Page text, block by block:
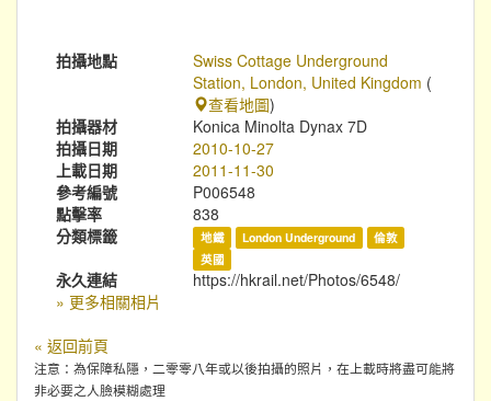
拍攝地點
Swiss Cottage Underground
Station, London, United Kingdom (
查看地圖)
拍攝器材
Konica Minolta Dynax 7D
拍攝日期
2010-10-27
上載日期
2011-11-30
參考編號
P006548
點擊率
838
分類標籤
地鐵 London Underground
倫敦
英國
永久連結
https://hkrail.net/Photos/6548/
» 更多相關相片
« 返回前頁
注意：為保障私隱，二零零八年或以後拍攝的照片，在上載時將盡可能將
非必要之人臉模糊處理